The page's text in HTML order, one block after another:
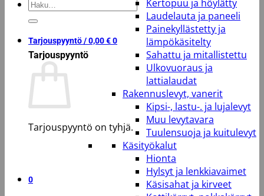
Etsi:
Tarjouspyyntö /0,00€0
Tarjouspyyntö
Tarjouspyyntö on tyhjä.
0
Kertopuu ja höylätty
Laudelauta ja paneeli
Painekyllästetty ja
lämpökäsitelty
Sahattu ja mitallistettu
Ulkovuoraus ja
lattialaudat
Rakennuslevyt, vanerit
Kipsi-, lastu-. ja lujalevyt
Muu levytavara
Tuulensuoja ja kuitulevyt
Käsityökalut
Hionta
Hylsyt ja lenkkiavaimet
Käsisahat ja kirveet